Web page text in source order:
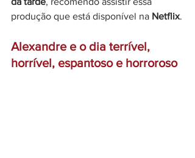
produção que está disponível na Netflix.
Alexandre e o dia terrível,
horrível, espantoso e horroroso